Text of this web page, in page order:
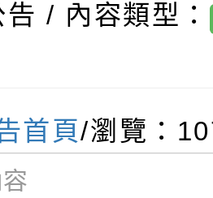
中市政府政風處
案
施要點」及修
園市115年度
競賽』實施計
果(第11招)】
/ 內容類型：
首頁/瀏覽：